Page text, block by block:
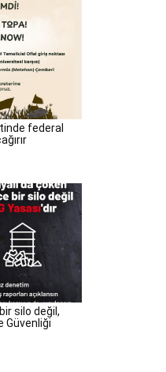
federal
silo değil,
Güvenliği